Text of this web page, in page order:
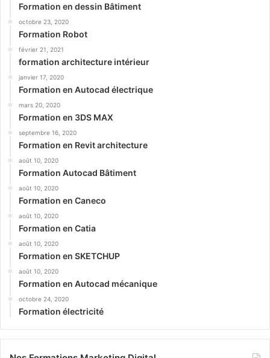
Formation en dessin Bâtiment
octobre 23, 2020
Formation Robot
février 21, 2021
formation architecture intérieur
janvier 17, 2020
Formation en Autocad électrique
mars 20, 2020
Formation en 3DS MAX
septembre 16, 2020
Formation en Revit architecture
août 10, 2020
Formation Autocad Bâtiment
août 10, 2020
Formation en Caneco
août 10, 2020
Formation en Catia
août 10, 2020
Formation en SKETCHUP
août 10, 2020
Formation en Autocad mécanique
octobre 24, 2020
Formation électricité